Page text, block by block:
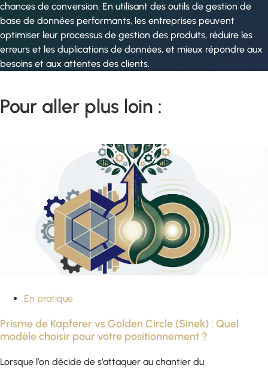
chances de conversion. En utilisant des outils de gestion de
base de données performants, les entreprises peuvent
optimiser leur processus de gestion des produits, réduire les
erreurs et les duplications de données, et mieux répondre aux
besoins et aux attentes des clients.
Pour aller plus loin :
En pratique
Prisme de Kapferer vs Golden Circle (Sinek) : Quel
modèle choisir pour votre positionnement ?
Lorsque l’on décide de s’attaquer au chantier du